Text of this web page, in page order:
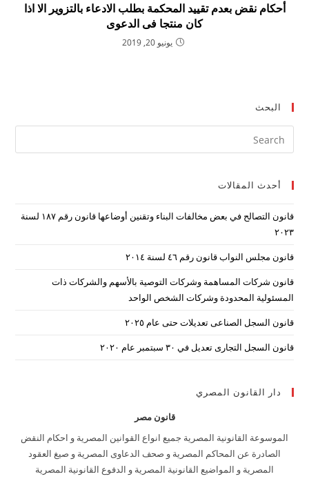
أحكام نقض بعدم تقييد المحكمة بطلب الادعاء بالتزوير الا اذا
كان منتجا فى الدعوى
يونيو 20, 2019
البحث
أحدث المقالات
قانون التصالح في بعض مخالفات البناء وتقنين أوضاعها قانون رقم ۱۸۷ لسنة
۲۰۲۳
قانون مجلس النواب قانون رقم ٤٦ لسنة ٢٠١٤
قانون شركات المساهمة وشركات التوصية بالأسهم والشركات ذات
المسئولية المحدودة وشركات الشخص الواحد
قانون السجل الصناعى تعديلات حتى عام ٢٠٢٥
قانون السجل التجارى تعديل في ٣٠ سبتمبر عام ٢٠٢٠
دار القانون المصري
قانون مصر
الموسوعة القانونية المصرية جميع انواع القوانين المصرية و احكام النقض
الصادرة عن المحاكم المصرية و صحف الدعاوى المصرية و صيغ العقود
المصرية و المواضيع القانونية المصرية و الدفوع القانونية المصرية